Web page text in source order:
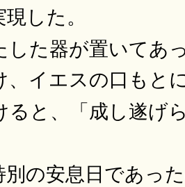
した。
た器が置いてあ
イエスの口もと
と、「成し遂げ
の安息日であっ